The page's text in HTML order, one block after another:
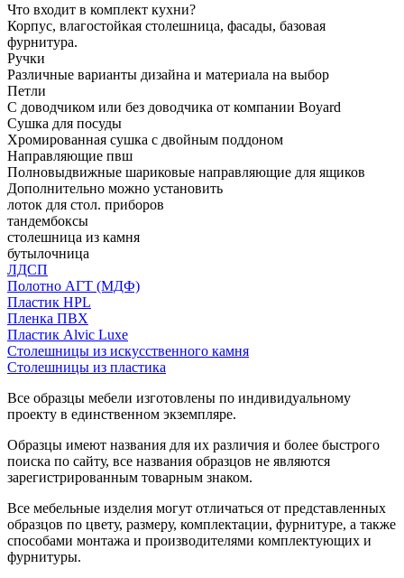
Что входит в комплект кухни?
Корпус, влагостойкая столешница, фасады, базовая
фурнитура.
Ручки
Различные варианты дизайна и материала на выбор
Петли
С доводчиком или без доводчика от компании Boyard
Сушка для посуды
Хромированная сушка с двойным поддоном
Направляющие пвш
Полновыдвижные шариковые направляющие для ящиков
Дополнительно можно установить
лоток для стол. приборов
тандембоксы
столешница из камня
бутылочница
ЛДСП
Полотно АГТ (МДФ)
Пластик HPL
Пленка ПВХ
Пластик Alvic Luxe
Столешницы из искусственного камня
Столешницы из пластика
Все образцы мебели изготовлены по индивидуальному
проекту в единственном экземпляре.
Образцы имеют названия для их различия и более быстрого
поиска по сайту, все названия образцов не являются
зарегистрированным товарным знаком.
Все мебельные изделия могут отличаться от представленных
образцов по цвету, размеру, комплектации, фурнитуре, а также
способами монтажа и производителями комплектующих и
фурнитуры.